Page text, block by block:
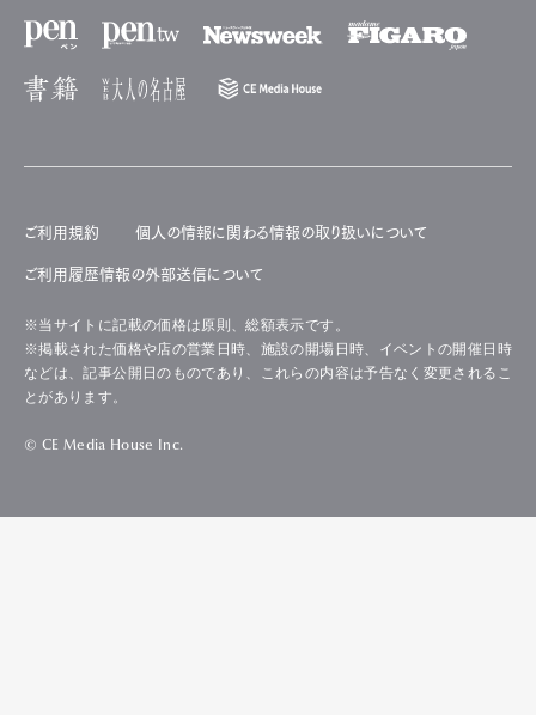
ご利用規約 個人の情報に関わる情報の取り扱いについて
ご利用履歴情報の外部送信について
※当サイトに記載の価格は原則、総額表示です。
※掲載された価格や店の営業日時、施設の開場日時、イベントの開催日時
などは、記事公開日のものであり、これらの内容は予告なく変更されるこ
とがあります。
© CE Media House Inc.